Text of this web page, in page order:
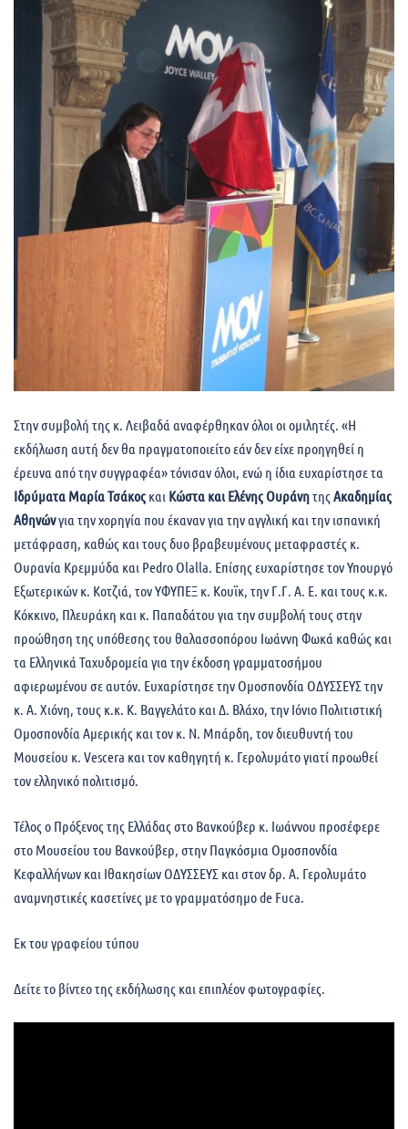
Στην συμβολή της κ. Λειβαδά αναφέρθηκαν όλοι οι ομιλητές. «Η
εκδήλωση αυτή δεν θα πραγματοποιείτο εάν δεν είχε προηγηθεί η
έρευνα από την συγγραφέα» τόνισαν όλοι, ενώ η ίδια ευχαρίστησε τα
Ιδρύματα Μαρία Τσάκος και Κώστα και Ελένης ΟυράνητηςΑκαδημίας
Αθηνώνγια την χορηγία που έκαναν για την αγγλική και την ισπανική
μετάφραση, καθώς και τους δυο βραβευμένους μεταφραστές κ.
Ουρανία Κρεμμύδα και Pedro Olalla. Επίσης ευχαρίστησε τον Υπουργό
Εξωτερικών κ. Κοτζιά, τον ΥΦΥΠΕΞ κ. Κουϊκ, την Γ.Γ. Α. Ε. και τους κ.κ.
Κόκκινο, Πλευράκη και κ. Παπαδάτου για την συμβολή τους στην
προώθηση της υπόθεσης του θαλασσοπόρου Ιωάννη Φωκά καθώς και
τα Ελληνικά Ταχυδρομεία για την έκδοση γραμματοσήμου
αφιερωμένου σε αυτόν. Ευχαρίστησε την Ομοσπονδία ΟΔΥΣΣΕΥΣ την
κ. Α. Χιόνη, τους κ.κ. Κ. Βαγγελάτο και Δ. Βλάχο, την Ιόνιο Πολιτιστική
Ομοσπονδία Αμερικής και τον κ. Ν. Μπάρδη, τον διευθυντή του
Μουσείου κ. Vescera και τον καθηγητή κ. Γερολυμάτο γιατί προωθεί
τον ελληνικό πολιτισμό.
Τέλος ο Πρόξενος της Ελλάδας στο Βανκούβερ κ. Ιωάννου προσέφερε
στο Μουσείου του Βανκούβερ, στην Παγκόσμια Ομοσπονδία
Κεφαλλήνων και Ιθακησίων ΟΔΥΣΣΕΥΣ και στον δρ. Α. Γερολυμάτο
αναμνηστικές κασετίνες με το γραμματόσημο de Fuca.
Εκ του γραφείου τύπου
Δείτε το βίντεο της εκδήλωσης και επιπλέον φωτογραφίες.